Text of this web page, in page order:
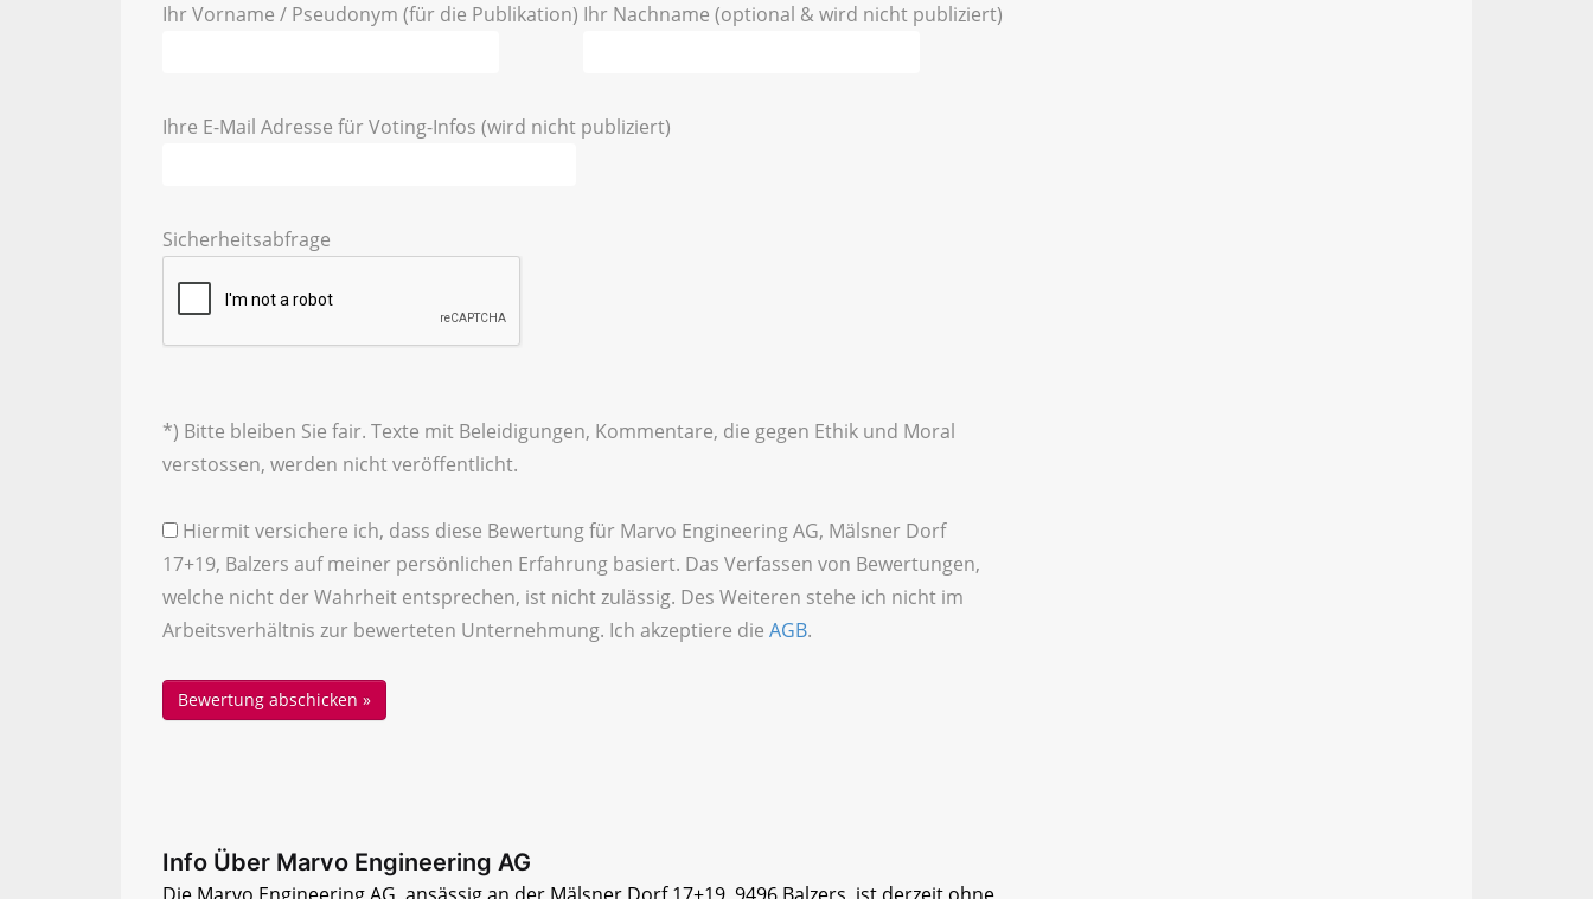
Ihr Vorname / Pseudonym (für die Publikation) Ihr Nachname (optional & wird nicht publiziert)
Ihre E-Mail Adresse für Voting-Infos (wird nicht publiziert)
Sicherheitsabfrage
*) Bitte bleiben Sie fair. Texte mit Beleidigungen, Kommentare, die gegen Ethik und Moral
verstossen, werden nicht veröffentlicht.
Hiermit versichere ich, dass diese Bewertung für Marvo Engineering AG, Mälsner Dorf
17+19, Balzers auf meiner persönlichen Erfahrung basiert. Das Verfassen von Bewertungen,
welche nicht der Wahrheit entsprechen, ist nicht zulässig. Des Weiteren stehe ich nicht im
Arbeitsverhältnis zur bewerteten Unternehmung. Ich akzeptiere die AGB.
Info Über Marvo Engineering AG